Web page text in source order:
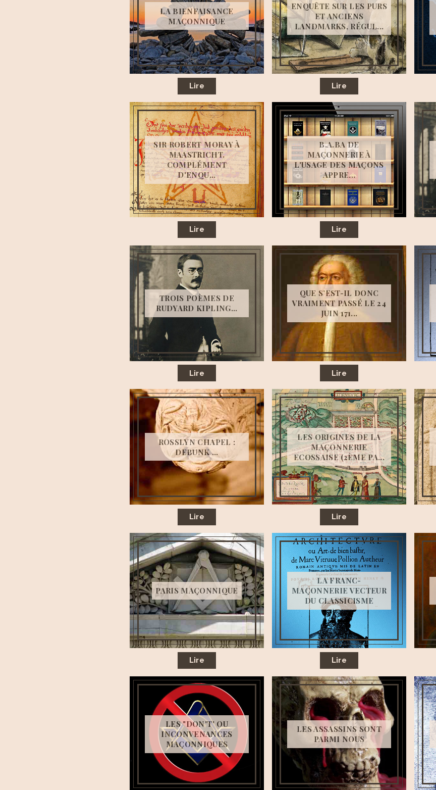
LA BIENFAISANCE
MAÇONNIQUE
Lire
ENQUÊTE SUR LES PURS
ET ANCIENS
LANDMARKS, RÉGUL...
Lire
SIR ROBERT MORAY À
MAASTRICHT.
COMPLÉMENT
D'ENQU...
Lire
B.A.BA DE
MAÇONNERIE À
L'USAGE DES MAÇONS
APPRE...
Lire
TROIS POÈMES DE
RUDYARD KIPLING...
Lire
QUE S’EST-IL DONC
VRAIMENT PASSÉ LE 24
JUIN 171...
Lire
ROSSLYN CHAPEL :
DEBUNK ...
Lire
LES ORIGINES DE LA
MAÇONNERIE
ECOSSAISE (2ÈME PA...
Lire
PARIS MAÇONNIQUE
Lire
LA FRANC-
MAÇONNERIE VECTEUR
DU CLASSICISME
Lire
LES "DON'T' OU
INCONVENANCES
MAÇONNIQUES
LES ASSASSINS SONT
PARMI NOUS